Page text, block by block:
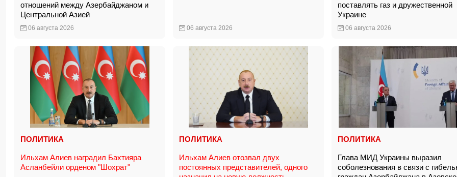
отношений между Азербайджаном и
Центральной Азией
06 августа 2026 06 августа 2026
поставлять газ и дружественной
Украине
06 августа 2026
ПОЛИТИКА
Ильхам Алиев наградил Бахтияра
Асланбейли орденом "Шохрат"
ПОЛИТИКА
Ильхам Алиев отозвал двух
постоянных представителей, одного
ПОЛИТИКА
Глава МИД Украины выразил
соболезнования в связи с